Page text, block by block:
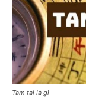
Tam tai là gì